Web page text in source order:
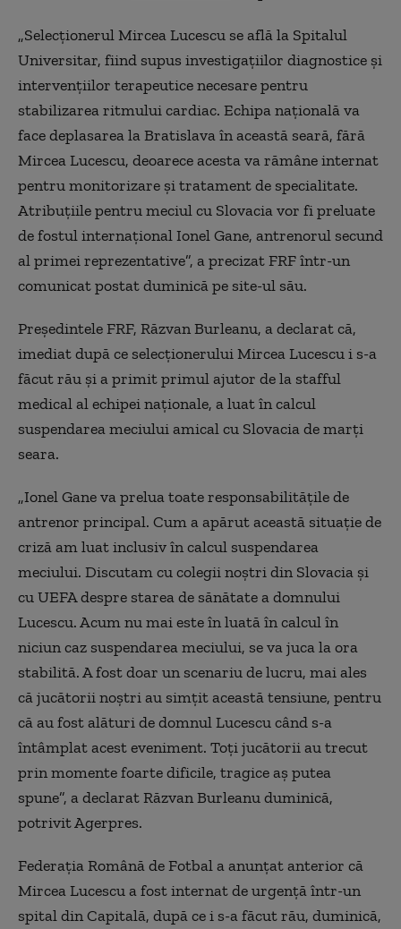
„Selecţionerul Mircea Lucescu se află la Spitalul
Universitar, fiind supus investigaţiilor diagnostice şi
intervenţiilor terapeutice necesare pentru
stabilizarea ritmului cardiac. Echipa naţională va
face deplasarea la Bratislava în această seară, fără
Mircea Lucescu, deoarece acesta va rămâne internat
pentru monitorizare şi tratament de specialitate.
Atribuţiile pentru meciul cu Slovacia vor fi preluate
de fostul internaţional Ionel Gane, antrenorul secund
al primei reprezentative”, a precizat FRF într-un
comunicat postat duminică pe site-ul său.
Președintele FRF, Răzvan Burleanu, a declarat că,
imediat după ce selecţionerului Mircea Lucescu i s-a
făcut rău şi a primit primul ajutor de la stafful
medical al echipei naţionale, a luat în calcul
suspendarea meciului amical cu Slovacia de marţi
seara.
„Ionel Gane va prelua toate responsabilităţile de
antrenor principal. Cum a apărut această situaţie de
criză am luat inclusiv în calcul suspendarea
meciului. Discutam cu colegii noştri din Slovacia şi
cu UEFA despre starea de sănătate a domnului
Lucescu. Acum nu mai este în luată în calcul în
niciun caz suspendarea meciului, se va juca la ora
stabilită. A fost doar un scenariu de lucru, mai ales
că jucătorii noştri au simţit această tensiune, pentru
că au fost alături de domnul Lucescu când s-a
întâmplat acest eveniment. Toţi jucătorii au trecut
prin momente foarte dificile, tragice aş putea
spune”, a declarat Răzvan Burleanu duminică,
potrivit Agerpres.
Federaţia Română de Fotbal a anunţat anterior că
Mircea Lucescu a fost internat de urgenţă într-un
spital din Capitală, după ce i s-a făcut rău, duminică,